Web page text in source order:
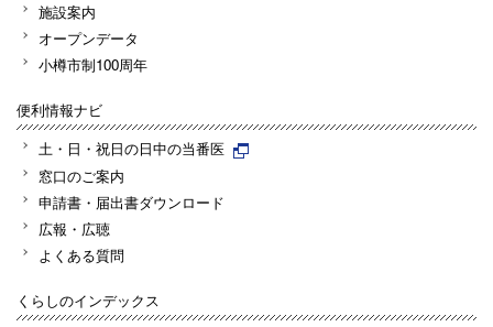
施設案内
オープンデータ
小樽市制100周年
便利情報ナビ
土・日・祝日の日中の当番医
窓口のご案内
申請書・届出書ダウンロード
広報・広聴
よくある質問
くらしのインデックス